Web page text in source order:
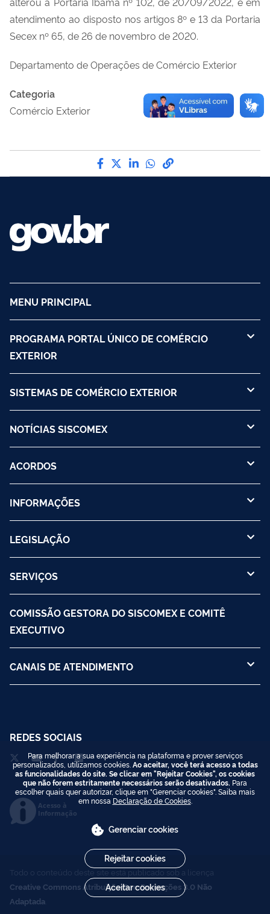
atendimento ao disposto nos artigos 8º e 13 da Portaria
Secex nº 65, de 26 de novembro de 2020.
Departamento de Operações de Comércio Exterior
Categoria
Comércio Exterior
Compartilhe por Facebook
Compartilhe por Twitter
Compartilhe por
Compartilhe por
link para Copiar
MENU PRINCIPAL
PROGRAMA PORTAL ÚNICO DE COMÉRCIO
EXTERIOR
SISTEMAS DE COMÉRCIO EXTERIOR
NOTÍCIAS SISCOMEX
ACORDOS
INFORMAÇÕES
LEGISLAÇÃO
SERVIÇOS
COMISSÃO GESTORA DO SISCOMEX E COMITÊ
EXECUTIVO
CANAIS DE ATENDIMENTO
REDES SOCIAIS
Acesso à
Informação
Todo o conteúdo deste site está publicado sob a licença
Creative Commons Atribuição-SemDerivações 3.0 Não
Adaptada
Para melhorar a sua experiência na plataforma e prover serviços
personalizados, utilizamos cookies. Ao aceitar, você terá acesso a todas
as funcionalidades do site. Se clicar em "Rejeitar Cookies", os cookies
que não forem estritamente necessários serão desativados. Para
escolher quais quer autorizar, clique em "Gerenciar cookies". Saiba mais
em nossa Declaração de Cookies.
Gerenciar cookies
Rejeitar cookies
Aceitar cookies